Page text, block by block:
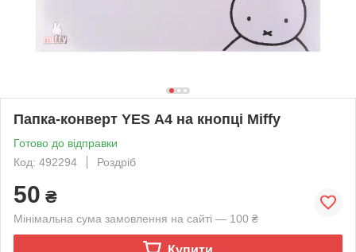
Папка-конверт YES А4 на кнопці Miffy
Готово до відправки
Код: 492294
Роздріб
50 ₴
Мінімальна сума замовлення на сайті — 100 ₴